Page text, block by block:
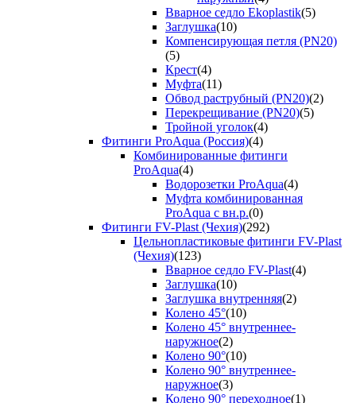
Вварное седло Ekoplastik(5)
Заглушка(10)
Компенсирующая петля (PN20)
(5)
Крест(4)
Муфта(11)
Обвод раструбный (PN20)(2)
Перекрещивание (PN20)(5)
Тройной уголок(4)
Фитинги ProAqua (Россия)(4)
Комбинированные фитинги
ProAqua(4)
Водорозетки ProAqua(4)
Муфта комбинированная
ProAqua с вн.р.(0)
Фитинги FV-Plast (Чехия)(292)
Цельнопластиковые фитинги FV-Plast
(Чехия)(123)
Вварное седло FV-Plast(4)
Заглушка(10)
Заглушка внутренняя(2)
Колено 45°(10)
Колено 45° внутреннее-
наружное(2)
Колено 90°(10)
Колено 90° внутреннее-
наружное(3)
Колено 90° переходное(1)